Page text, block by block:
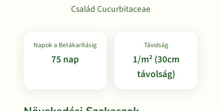
Család Cucurbitaceae
Napok a Betákarításig
75 nap
Távolság
1/m² (30cm
távolság)